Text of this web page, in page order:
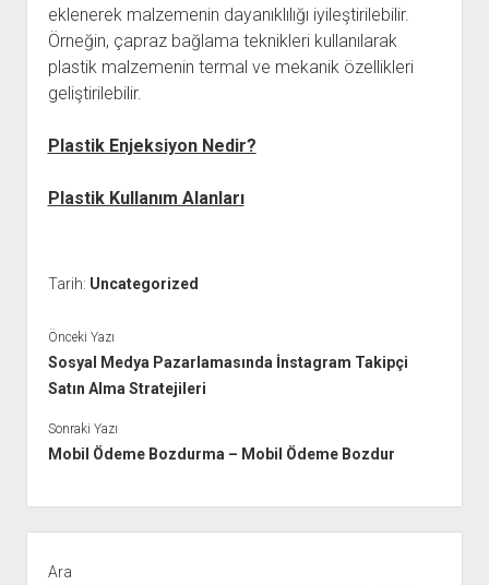
eklenerek malzemenin dayanıklılığı iyileştirilebilir.
Örneğin, çapraz bağlama teknikleri kullanılarak
plastik malzemenin termal ve mekanik özellikleri
geliştirilebilir.
Plastik Enjeksiyon Nedir?
Plastik Kullanım Alanları
Tarih: Uncategorized
Önceki Yazı
Sosyal Medya Pazarlamasında İnstagram Takipçi
Satın Alma Stratejileri
Sonraki Yazı
Mobil Ödeme Bozdurma – Mobil Ödeme Bozdur
Menü
Ara